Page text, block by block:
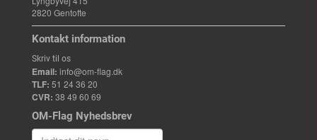
2820 Gentofte
Kontakt information
Skriv til os
Email: info@om-flag.dk
TLF: 51 24 36 20
CVR: 38 49 60 69
OM-Flag Nyhedsbrev